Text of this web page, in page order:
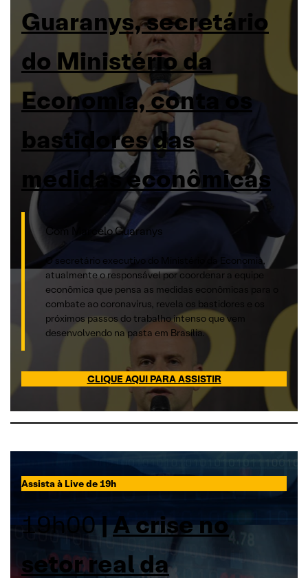
Guaranys, secretário
do Ministério da
Economia, conta os
bastidores das
medidas econômicas
Com Marcelo Guaranys
O secretário executivo do Ministério da Economia,
atualmente o responsável por coordenar a equipe
econômica que pensa as medidas econômicas para o
combate ao coronavírus, revela os bastidores e os
próximos passos do trabalho intenso que vem
desenvolvendo na pasta em Brasília.
CLIQUE AQUI PARA ASSISTIR
Assista à Live de 19h
19h00|A crise no
setor real da